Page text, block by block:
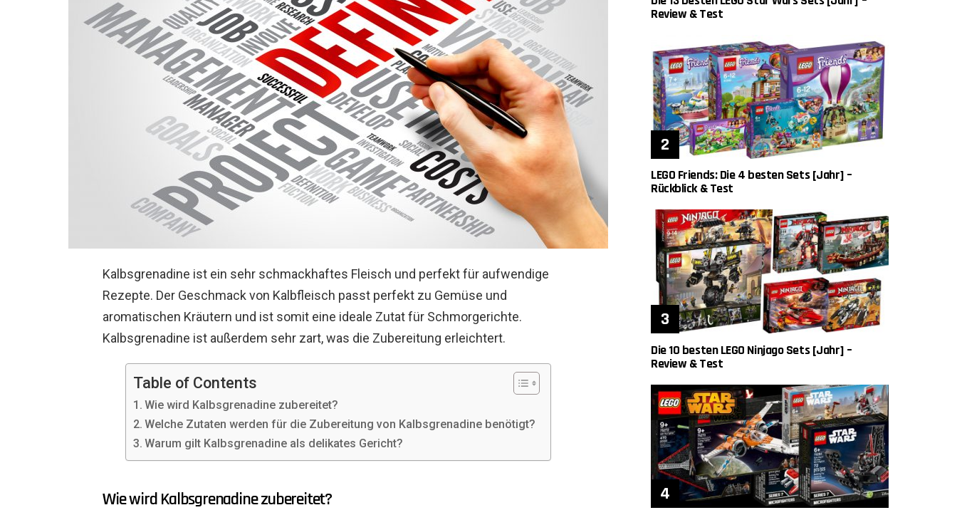
Kalbsgrenadine ist ein sehr schmackhaftes Fleisch und perfekt für aufwendige
Rezepte. Der Geschmack von Kalbfleisch passt perfekt zu Gemüse und
aromatischen Kräutern und ist somit eine ideale Zutat für Schmorgerichte.
Kalbsgrenadine ist außerdem sehr zart, was die Zubereitung erleichtert.
Table of Contents
Wie wird Kalbsgrenadine zubereitet?
Welche Zutaten werden für die Zubereitung von Kalbsgrenadine benötigt?
Warum gilt Kalbsgrenadine als delikates Gericht?
Wie wird Kalbsgrenadine zubereitet?
Review & Test
LEGO Friends: Die 4 besten Sets [Jahr] –
Rückblick & Test
Die 10 besten LEGO Ninjago Sets [Jahr] –
Review & Test